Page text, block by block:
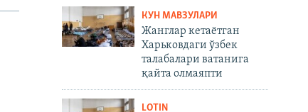
КУН МАВЗУЛАРИ
Жанглар кетаётган
Харьковдаги ўзбек
талабалари ватанига
қайта олмаяпти
LOTIN